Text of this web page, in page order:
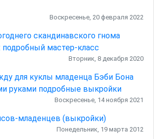
Воскресенье, 20 февраля 2022
скандинавского гнома
мастер-класс
Вторник, 8 декабря 2020
для куклы младенца Бэби Бона
руками подробные выкройки
Воскресенье, 14 ноября 2021
младенцев (выкройки)
Понедельник, 19 марта 2012